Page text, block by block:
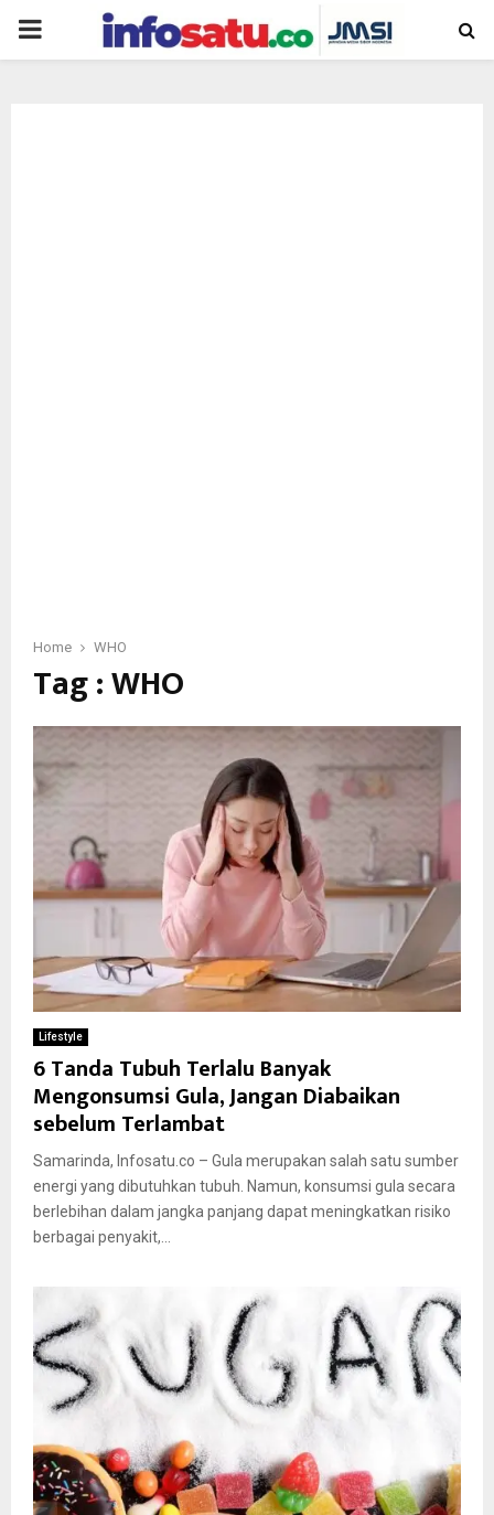
PRIMARY
Home WHO
Tag : WHO
Lifestyle
6 Tanda Tubuh Terlalu Banyak
Mengonsumsi Gula, Jangan Diabaikan
sebelum Terlambat
Samarinda, Infosatu.co – Gula merupakan salah satu sumber
energi yang dibutuhkan tubuh. Namun, konsumsi gula secara
berlebihan dalam jangka panjang dapat meningkatkan risiko
berbagai penyakit,...